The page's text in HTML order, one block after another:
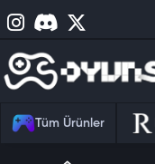
Tüm Ürünler